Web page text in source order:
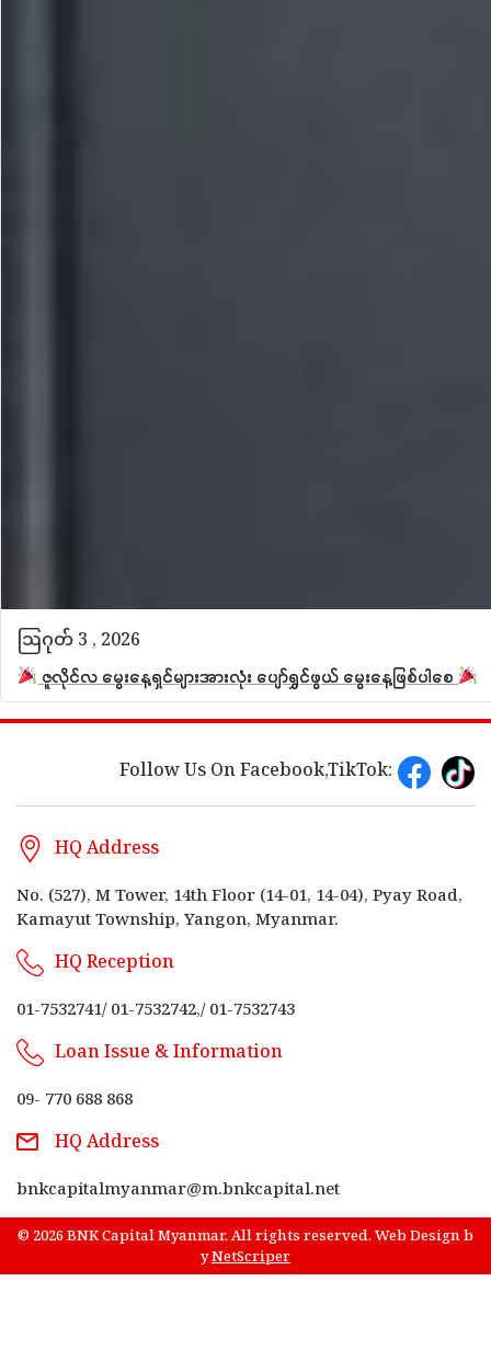
Follow Us On Facebook,TikTok:
HQ Address
No. (527), M Tower, 14th Floor (14-01, 14-04), Pyay Road,
Kamayut Township, Yangon, Myanmar.
HQ Reception
01-7532741/ 01-7532742,/ 01-7532743
Loan Issue & Information
09- 770 688 868
HQ Address
bnkcapitalmyanmar@m.bnkcapital.net
© 2026 BNK Capital Myanmar. All rights reserved. Web Designb
yNetScriper